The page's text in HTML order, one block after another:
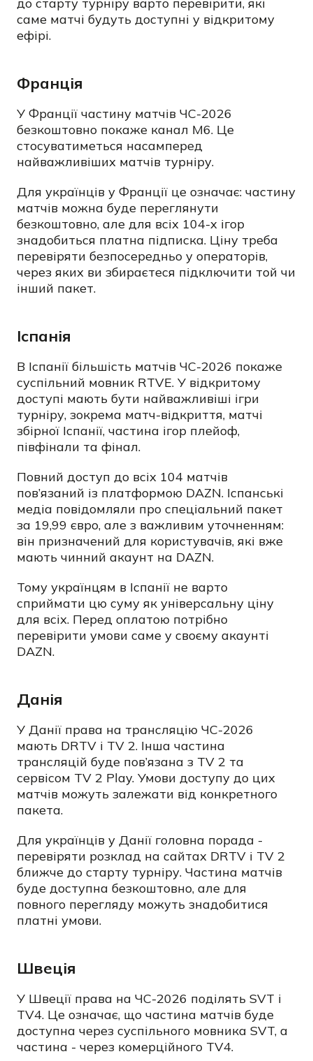
саме матчі будуть доступні у відкритому
ефірі.
Франція
У Франції частину матчів ЧС-2026
безкоштовно покаже канал M6. Це
стосуватиметься насамперед
найважливіших матчів турніру.
Для українців у Франції це означає: частину
матчів можна буде переглянути
безкоштовно, але для всіх 104-х ігор
знадобиться платна підписка. Ціну треба
перевіряти безпосередньо у операторів,
через яких ви збираєтеся підключити той чи
інший пакет.
Іспанія
В Іспанії більшість матчів ЧС-2026 покаже
суспільний мовник RTVE. У відкритому
доступі мають бути найважливіші ігри
турніру, зокрема матч-відкриття, матчі
збірної Іспанії, частина ігор плейоф,
півфінали та фінал.
Повний доступ до всіх 104 матчів
пов’язаний із платформою DAZN. Іспанські
медіа повідомляли про спеціальний пакет
за 19,99 євро, але з важливим уточненням:
він призначений для користувачів, які вже
мають чинний акаунт на DAZN.
Тому українцям в Іспанії не варто
сприймати цю суму як універсальну ціну
для всіх. Перед оплатою потрібно
перевірити умови саме у своєму акаунті
DAZN.
Данія
У Данії права на трансляцію ЧС-2026
мають DRTV і TV 2. Інша частина
трансляцій буде пов’язана з TV 2 та
сервісом TV 2 Play. Умови доступу до цих
матчів можуть залежати від конкретного
пакета.
Для українців у Данії головна порада -
перевіряти розклад на сайтах DRTV і TV 2
ближче до старту турніру. Частина матчів
буде доступна безкоштовно, але для
повного перегляду можуть знадобитися
платні умови.
Швеція
У Швеції права на ЧС-2026 поділять SVT і
TV4. Це означає, що частина матчів буде
доступна через суспільного мовника SVT, а
частина - через комерційного TV4.